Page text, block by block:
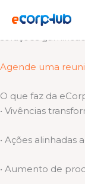
para
Somos um hub
soluções
Agende uma
O que faz da
• Vivências
• Ações alinhadas
• Aumento de